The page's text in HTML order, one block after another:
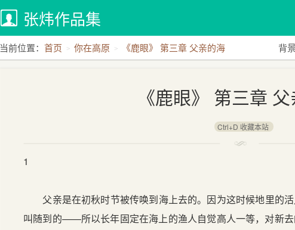
张炜作品集
当前位置： 首页 你在高原 《鹿眼》 第三章 父亲的海 背景
《鹿眼》 第三章
Ctrl+D 收藏本站
1
父亲是在初秋时节被传唤到海上去的。因为这时候地里的
叫随到的——所以长年固定在海上的渔人自觉高人一等，对新